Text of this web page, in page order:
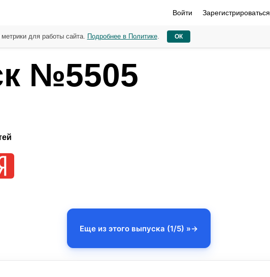
Войти Зарегистрироваться
№5505
Еще из этого выпуска (1/5) »
для работы сайта. Подробнее в Политике. ОК